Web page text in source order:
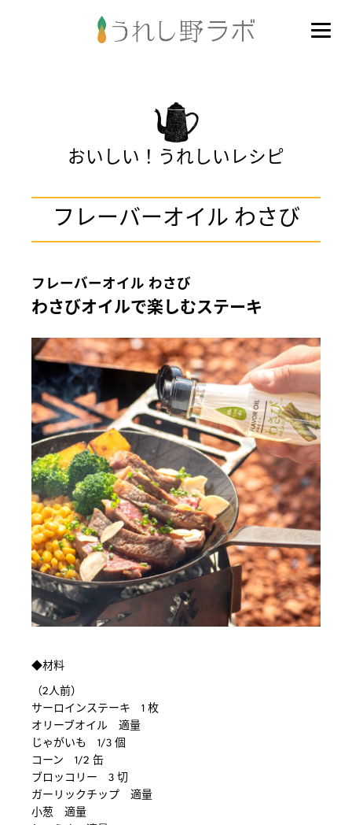
おいしい！うれしいレシピ
フレーバーオイル わさび
フレーバーオイル わさび
わさびオイルで楽しむステーキ
◆材料
（2人前）
サーロインステーキ 1 枚
オリーブオイル 適量
じゃがいも 1/3 個
コーン 1/2 缶
ブロッコリー 3 切
ガーリックチップ 適量
小葱 適量